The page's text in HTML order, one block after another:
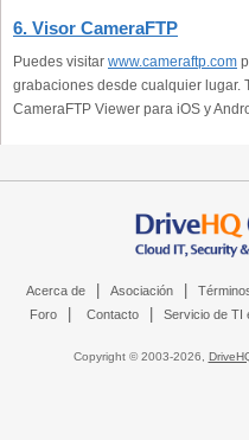
6. Visor CameraFTP
Puedes visitar www.cameraftp.com
grabaciones desde cualquier lugar.
CameraFTP Viewer para iOS y
Acerca de Asociación
Foro Contacto Servicio de TI
Copyright © 2003-2026,